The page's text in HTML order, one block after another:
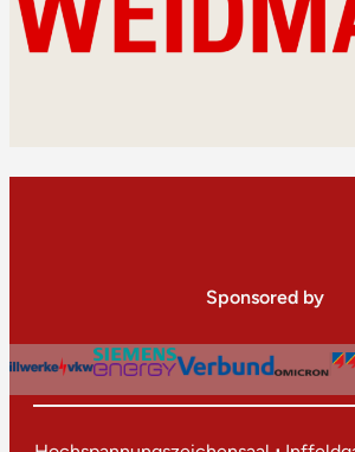
Sponsored by